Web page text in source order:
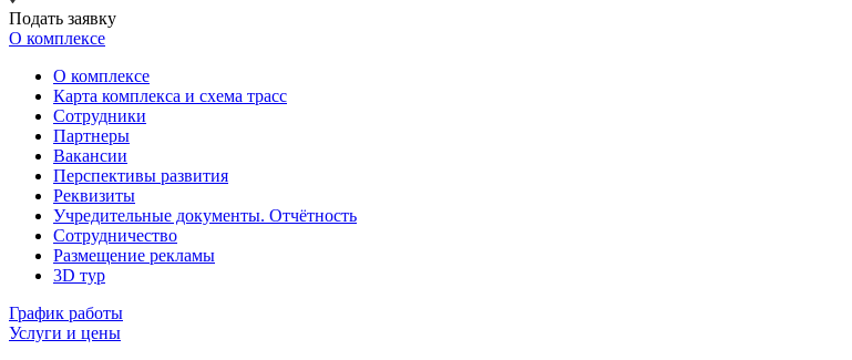
Подать заявку
О комплексе
О комплексе
Карта комплекса и схема трасс
Сотрудники
Партнеры
Вакансии
Перспективы развития
Реквизиты
Учредительные документы. Отчётность
Сотрудничество
Размещение рекламы
3D тур
График работы
Услуги и цены